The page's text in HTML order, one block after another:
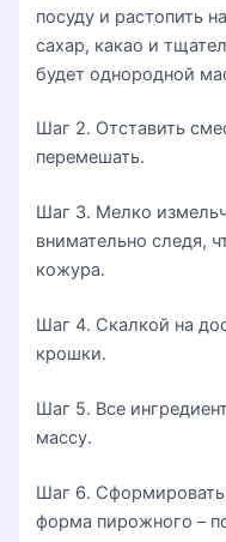
посуду и растопить
сахар, какао и
будет однородной
Шаг 2. Отставить
перемешать.
Шаг 3. Мелко
внимательно следя,
кожура.
Шаг 4. Скалкой на
крошки.
Шаг 5. Все
массу.
Шаг 6.
форма пирожного –